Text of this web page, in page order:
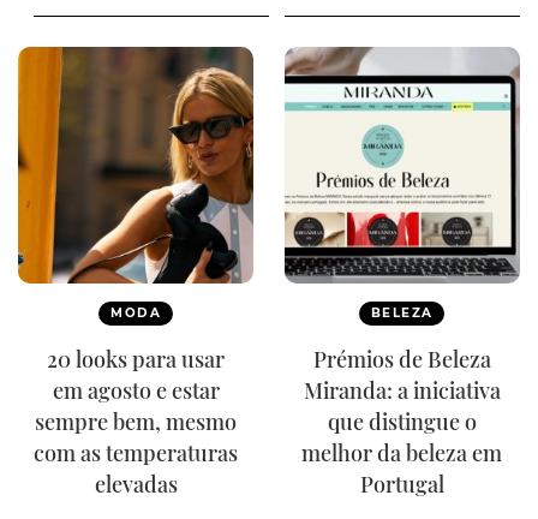
MODA
20 looks para usar
em agosto e estar
sempre bem, mesmo
com as temperaturas
elevadas
BELEZA
Prémios de Beleza
Miranda: a iniciativa
que distingue o
melhor da beleza em
Portugal